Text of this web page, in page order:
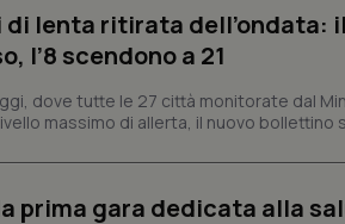
di lenta ritirata dell’ondata:
l’8 scendono a 21
dove tutte le 27 città monitorate dal
massimo di allerta, il nuovo bollettino
prima gara dedicata alla
Necessari Statistici